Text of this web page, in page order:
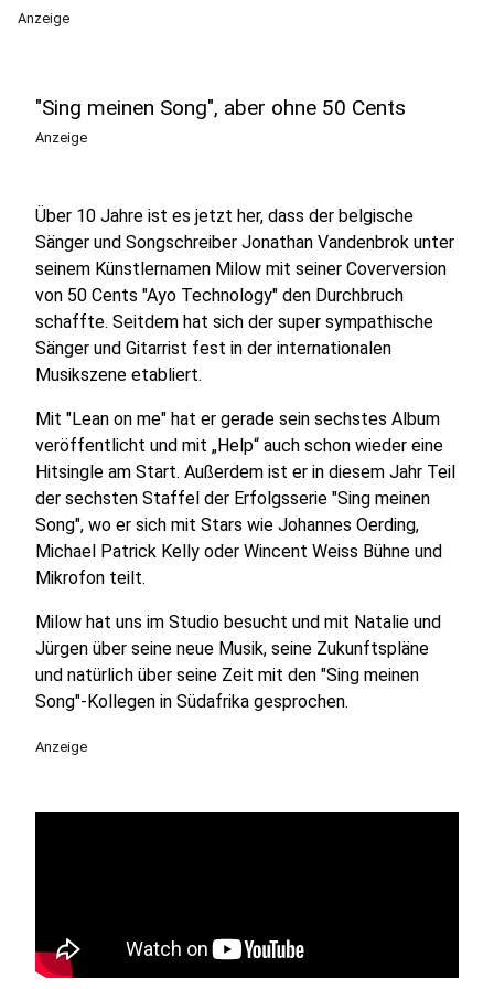
Anzeige
"Sing meinen Song", aber ohne 50 Cents
Anzeige
Über 10 Jahre ist es jetzt her, dass der belgische
Sänger und Songschreiber Jonathan Vandenbrok unter
seinem Künstlernamen Milow mit seiner Coverversion
von 50 Cents "Ayo Technology" den Durchbruch
schaffte. Seitdem hat sich der super sympathische
Sänger und Gitarrist fest in der internationalen
Musikszene etabliert.
Mit "Lean on me" hat er gerade sein sechstes Album
veröffentlicht und mit „Help“ auch schon wieder eine
Hitsingle am Start. Außerdem ist er in diesem Jahr Teil
der sechsten Staffel der Erfolgsserie "Sing meinen
Song", wo er sich mit Stars wie Johannes Oerding,
Michael Patrick Kelly oder Wincent Weiss Bühne und
Mikrofon teilt.
Milow hat uns im Studio besucht und mit Natalie und
Jürgen über seine neue Musik, seine Zukunftspläne
und natürlich über seine Zeit mit den "Sing meinen
Song"-Kollegen in Südafrika gesprochen.
Anzeige